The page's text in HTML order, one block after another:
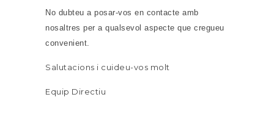
No dubteu a posar-vos en contacte amb
nosaltres per a qualsevol aspecte que cregueu
convenient.
Salutacions i cuideu-vos molt
Equip Directiu